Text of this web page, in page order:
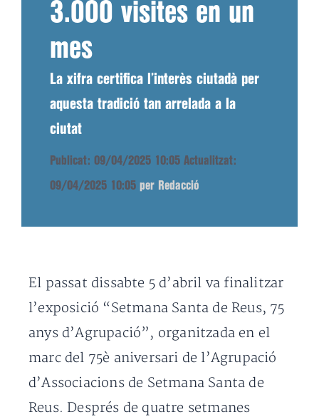
3.000 visites en un
mes
La xifra certifica l’interès ciutadà per
aquesta tradició tan arrelada a la
ciutat
Publicat: 09/04/2025 10:05 Actualitzat:
09/04/2025 10:05 per Redacció
El passat dissabte 5 d’abril va finalitzar
l’exposició “Setmana Santa de Reus, 75
anys d’Agrupació”, organitzada en el
marc del 75è aniversari de l’Agrupació
d’Associacions de Setmana Santa de
Reus. Després de quatre setmanes